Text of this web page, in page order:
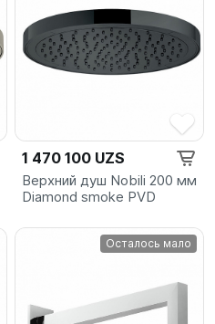
1 470 100 UZS
Верхний душ Nobili 200 мм
Diamond smoke PVD
Осталось мало